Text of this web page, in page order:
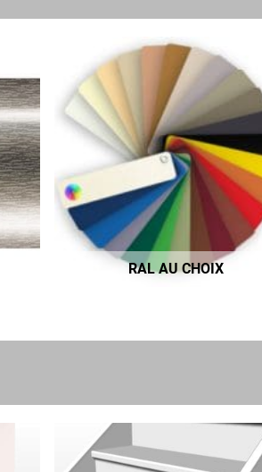
RAL AU CHOIX